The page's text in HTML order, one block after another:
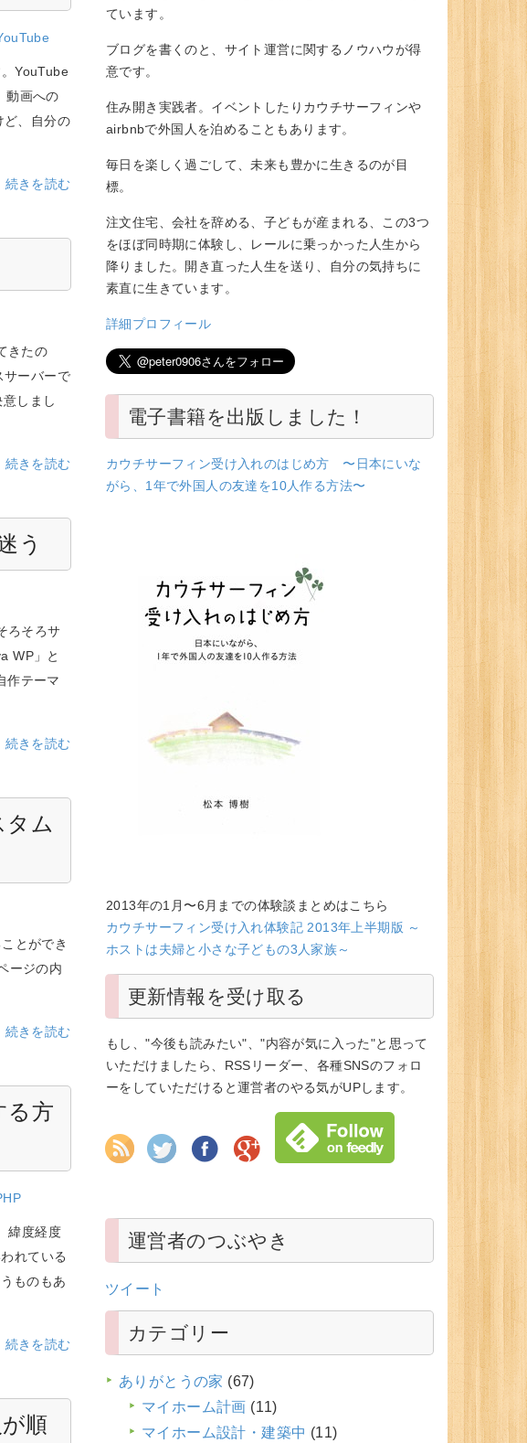
YouTube
動画への
ど、自分の
続きを読む
きたの
サーバーで
しまし
続きを読む
う
ろそろサ
WP」と
作テーマ
続きを読む
タム
とができ
ージの内
続きを読む
る方
緯度経度
れている
ものもあ
続きを読む
順
ています。
ブログを書くのと、サイト運営に関するノウハウが得
意です。
住み開き実践者。イベントしたりカウチサーフィンや
airbnbで外国人を泊めることもあります。
毎日を楽しく過ごして、未来も豊かに生きるのが目
標。
注文住宅、会社を辞める、子どもが産まれる、この3つ
をほぼ同時期に体験し、レールに乗っかった人生から
降りました。開き直った人生を送り、自分の気持ちに
素直に生きています。
詳細プロフィール
電子書籍を出版しました！
カウチサーフィン受け入れのはじめ方 〜日本にいな
がら、1年で外国人の友達を10人作る方法〜
2013年の1月〜6月までの体験談まとめはこちら
カウチサーフィン受け入れ体験記 2013年上半期版 ～
ホストは夫婦と小さな子どもの3人家族～
更新情報を受け取る
もし、"今後も読みたい"、"内容が気に入った"と思って
いただけましたら、RSSリーダー、各種SNSのフォロ
ーをしていただけると運営者のやる気がUPします。
運営者のつぶやき
ツイート
カテゴリー
ありがとうの家 (67)
マイホーム計画 (11)
マイホーム設計・建築中 (11)